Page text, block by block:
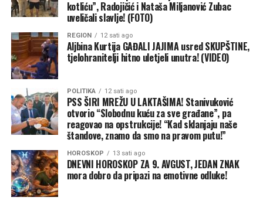
kotliću”, Radojičić i Nataša Miljanović Zubac
uveličali slavlje! (FOTO)
REGION 12 sati ago
Aljbina Kurtija GAĐALI JAJIMA usred SKUPŠTINE,
tjelohranitelji hitno uletjeli unutra! (VIDEO)
POLITIKA 12 sati ago
PSS ŠIRI MREŽU U LAKTAŠIMA! Stanivuković
otvorio “Slobodnu kuću za sve građane”, pa
reagovao na opstrukcije! “Kad sklanjaju naše
štandove, znamo da smo na pravom putu!”
HOROSKOP 13 sati ago
DNEVNI HOROSKOP ZA 9. AVGUST, JEDAN ZNAK
mora dobro da pripazi na emotivne odluke!